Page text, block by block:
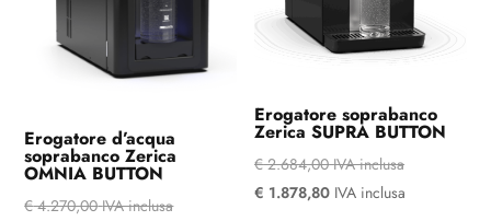
nella
pagina
prodotto
Erogatore d’acqua
soprabanco Zerica
OMNIA BUTTON
€4.270,00 IVA inclusa
Erogatore soprabanco
Zerica SUPRA BUTTON
€2.684,00 IVA inclusa
€ 1.878,80 IVA inclusa